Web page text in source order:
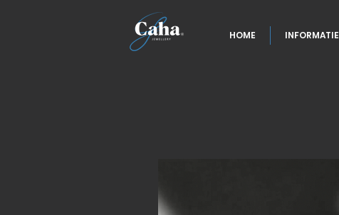
HOME INFORMATIE